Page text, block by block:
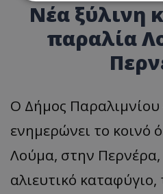
Νέα ξύλινη
παραλία
Ο Δήμος Παραλιμνίου
ενημερώνει το κοινό
Λούμα, στην
αλιευτικό
Απολύτως απαραίτητα
Στόχευσης
Μη
βασικές λειτουργίες του
σύνδεση χρήστη και τη
Ο ιστότοπος δεν μπορεί
χωρίς τα απολύτως
Ονοματεπώνυμο
usprivacy